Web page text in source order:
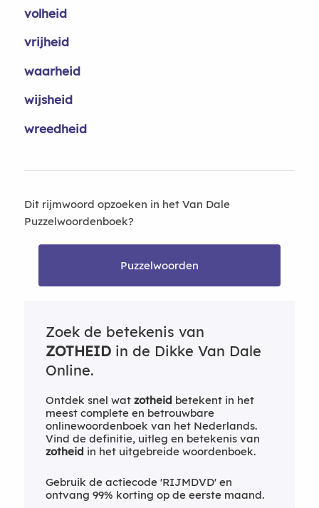
volheid
vrijheid
waarheid
wijsheid
wreedheid
Dit rijmwoord opzoeken in het Van Dale
Puzzelwoordenboek?
Puzzelwoorden
Zoek de betekenis van
ZOTHEIDin de Dikke Van Dale
Online.
Ontdek snel wat zotheid betekent in het
meest complete en betrouwbare
onlinewoordenboek van het Nederlands.
Vind de definitie, uitleg en betekenis van
zotheid in het uitgebreide woordenboek.
Gebruik de actiecode 'RIJMDVD' en
ontvang 99% korting op de eerste maand.